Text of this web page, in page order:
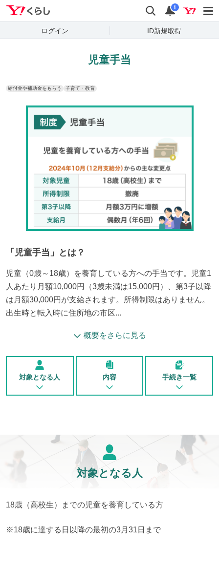
検索 通知
i
ログイン ID新規取得
児童手当
給付金や補助金をもらう 子育て・教育
「 児童手当 」とは？
児童（0歳～18歳）を養育している方への手当です。児童1
人あたり月額10,000円（3歳未満は15,000円）、第3子以降
は月額30,000円が支給されます。所得制限はありません。
出生時と転入時に住所地の市区...
概要をさらに見る
対象となる人 内容 手続き一覧
対象となる人
18歳（高校生）までの児童を養育している方
※18歳に達する日以降の最初の3月31日まで